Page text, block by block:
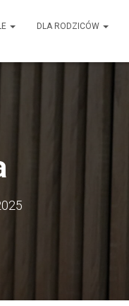
DLA RODZICÓW